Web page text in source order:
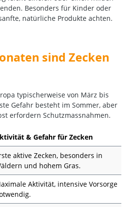
Besonders für Kinder oder
natürliche Produkte achten.
sind Zecken
typischerweise von März bis
Gefahr besteht im Sommer, aber
erfordern Schutzmassnahmen.
& Gefahr für Zecken
aktive Zecken, besonders in
und hohem Gras.
Aktivität, intensive Vorsorge